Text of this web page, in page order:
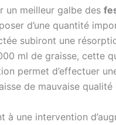
un meilleur galbe des
d’une quantité
subiront une
ml de graisse, cette
permet d’effectuer
de mauvaise qualité
une intervention